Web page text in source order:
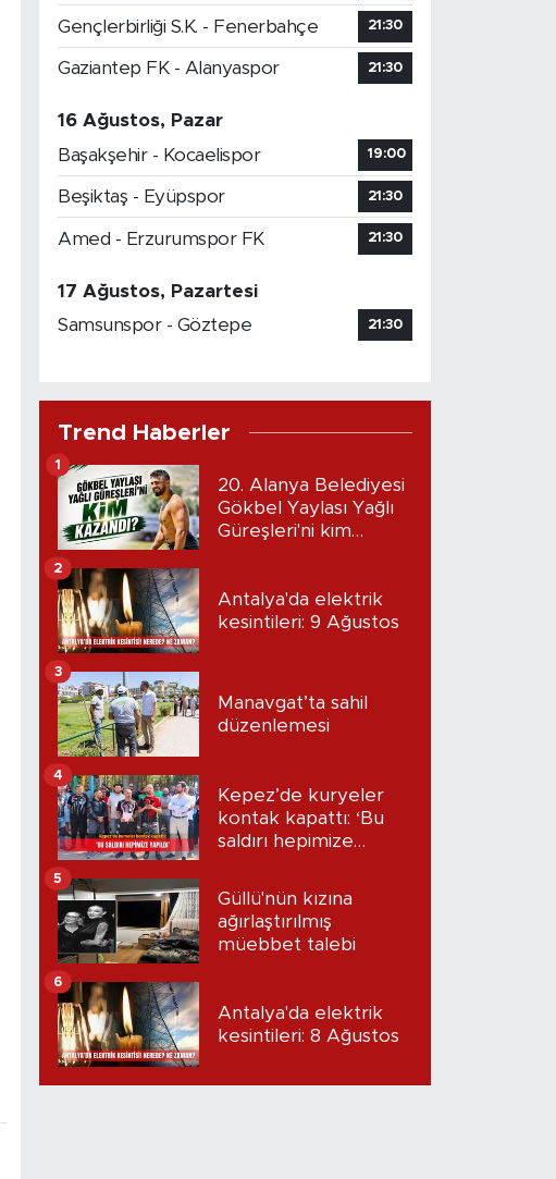
Gençlerbirliği S.K. - Fenerbahçe 21:30
Gaziantep FK - Alanyaspor 21:30
16 Ağustos, Pazar
Başakşehir - Kocaelispor
19:00
Beşiktaş - Eyüpspor 21:30
Amed - Erzurumspor FK 21:30
17 Ağustos, Pazartesi
Samsunspor - Göztepe
21:30
Trend Haberler
20. Alanya Belediyesi
Gökbel Yaylası Yağlı
Güreşleri'ni kim
1
Antalya'da elektrik
kesintileri: 9 Ağustos
2
Manavgat’ta sahil
düzenlemesi
3
Kepez’de kuryeler
kontak kapattı: ‘Bu
saldırı hepimize
4
Güllü'nün kızına
ağırlaştırılmış
müebbet talebi
5
Antalya'da elektrik
kesintileri: 8 Ağustos
6